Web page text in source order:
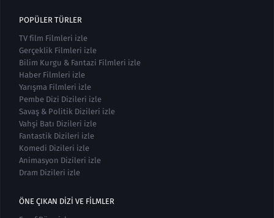
POPÜLER TÜRLER
TV film Filmleri izle
Gerçeklik Filmleri izle
Bilim Kurgu & Fantazi Filmleri izle
Haber Filmleri izle
Yarışma Filmleri izle
Pembe Dizi Dizileri izle
Savaş & Politik Dizileri izle
Vahşi Batı Dizileri izle
Fantastik Dizileri izle
Komedi Dizileri izle
Animasyon Dizileri izle
Dram Dizileri izle
ÖNE ÇIKAN DIZI VE FILMLER